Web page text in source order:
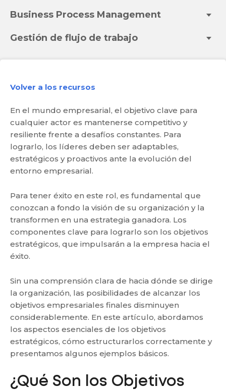
Business Process Management
Gestión de flujo de trabajo
Volver a los recursos
En el mundo empresarial, el objetivo clave para
cualquier actor es mantenerse competitivo y
resiliente frente a desafíos constantes. Para
lograrlo, los líderes deben ser adaptables,
estratégicos y proactivos ante la evolución del
entorno empresarial.
Para tener éxito en este rol, es fundamental que
conozcan a fondo la visión de su organización y la
transformen en una estrategia ganadora. Los
componentes clave para lograrlo son los objetivos
estratégicos, que impulsarán a la empresa hacia el
éxito.
Sin una comprensión clara de hacia dónde se dirige
la organización, las posibilidades de alcanzar los
objetivos empresariales finales disminuyen
considerablemente. En este artículo, abordamos
los aspectos esenciales de los objetivos
estratégicos, cómo estructurarlos correctamente y
presentamos algunos ejemplos básicos.
¿Qué Son los Objetivos